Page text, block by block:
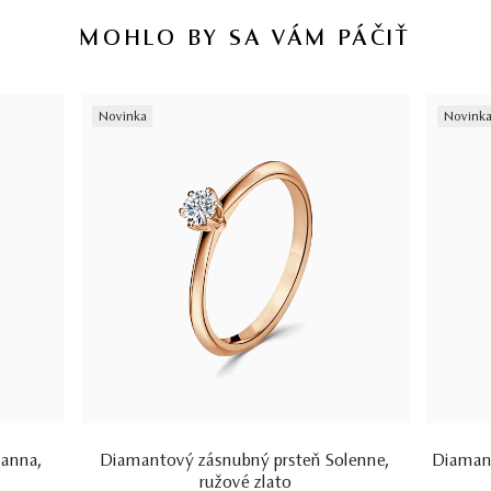
vystavený priamo klenotníkom ktorý šperk predáva. Viac o
certifikácii diamantov sa dozviete aj v našich dvoch videách –
MOHLO BY SA VÁM PÁČIŤ
Novinka
Diamantový zásnubný prsteň Solenne,
ružové zlato
Novinka